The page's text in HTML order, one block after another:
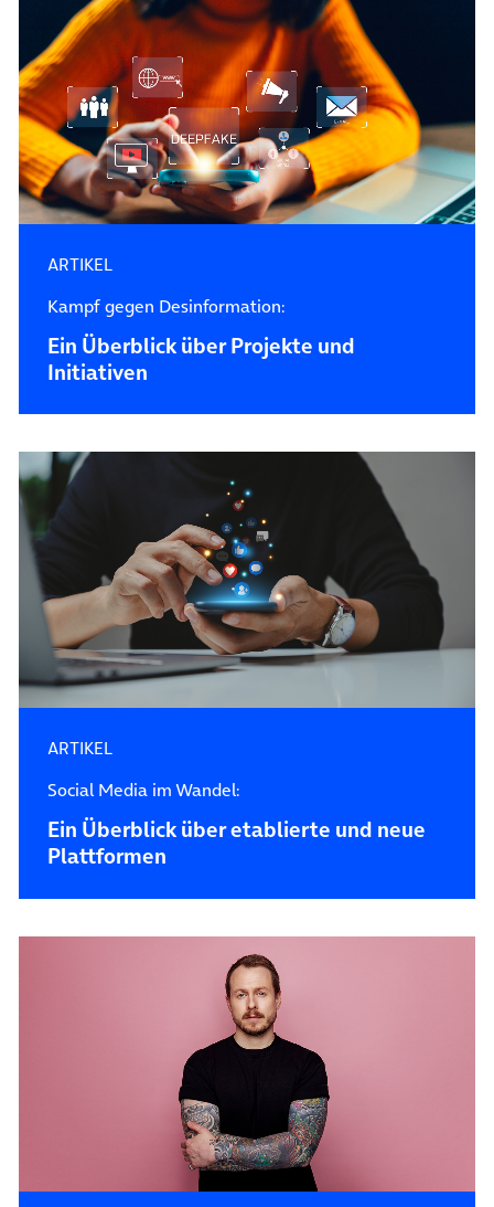
ARTIKEL
Kampf gegen Desinformation:
Ein Überblick über Projekte und
Initiativen
ARTIKEL
Social Media im Wandel:
Ein Überblick über etablierte und neue
Plattformen